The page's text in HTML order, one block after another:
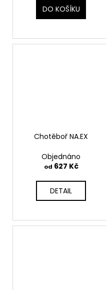
DO KOŠÍKU
Chotěboř NA.EX
Objednáno
od 627 Kč
DETAIL